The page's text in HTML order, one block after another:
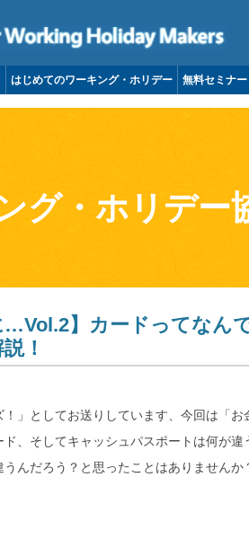
はじめてのワーキング・ホリデー 無料セミナー
グ・ホリデー
…Vol.2】カードってなん
！
」としてお送りしています、今回は「お
、そしてキャッシュパスポートは何が違
んだろう？と思ったことはありませんか